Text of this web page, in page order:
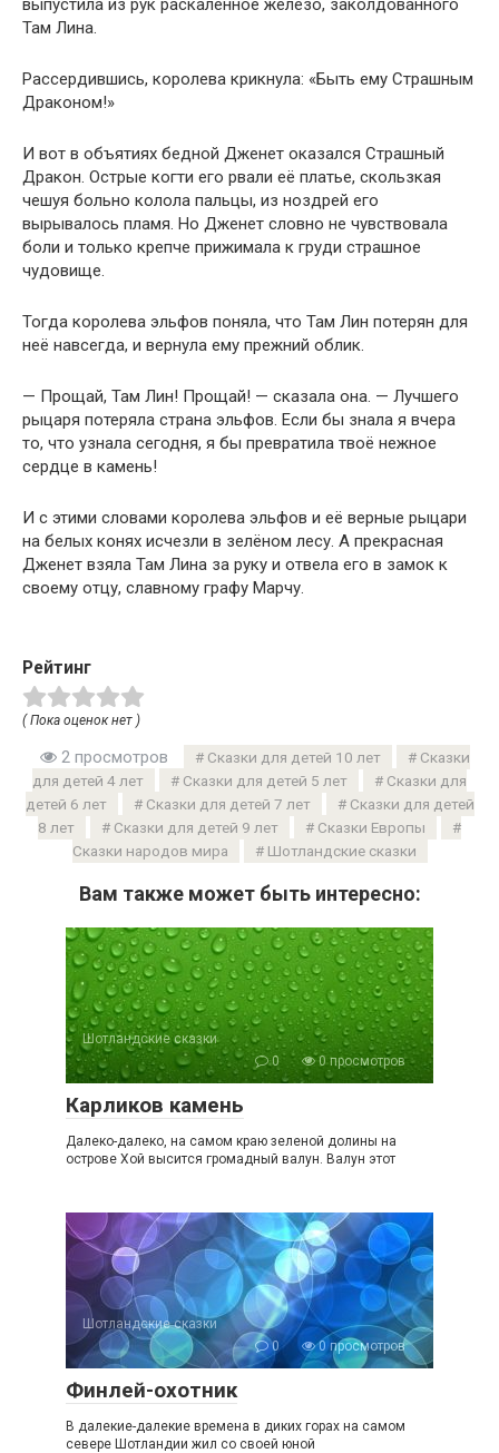
выпустила из рук раскалённое железо, заколдованного
Там Лина.
Рассердившись, королева крикнула: «Быть ему Страшным
Драконом!»
И вот в объятиях бедной Дженет оказался Страшный
Дракон. Острые когти его рвали её платье, скользкая
чешуя больно колола пальцы, из ноздрей его
вырывалось пламя. Но Дженет словно не чувствовала
боли и только крепче прижимала к груди страшное
чудовище.
Тогда королева эльфов поняла, что Там Лин потерян для
неё навсегда, и вернула ему прежний облик.
— Прощай, Там Лин! Прощай! — сказала она. — Лучшего
рыцаря потеряла страна эльфов. Если бы знала я вчера
то, что узнала сегодня, я бы превратила твоё нежное
сердце в камень!
И с этими словами королева эльфов и её верные рыцари
на белых конях исчезли в зелёном лесу. А прекрасная
Дженет взяла Там Лина за руку и отвела его в замок к
своему отцу, славному графу Марчу.
Рейтинг
( Пока оценок нет )
2 просмотров Сказки для детей 10 лет
Сказки
для детей 4 лет
Сказки для детей 5 лет
Сказки для
детей 6 лет
Сказки для детей 7 лет
Сказки для детей
8 лет
Сказки для детей 9 лет
Сказки Европы
Сказки народов мира
Шотландские сказки
Вам также может быть интересно:
Шотландские сказки
0
0 просмотров
Карликов камень
Далеко-далеко, на самом краю зеленой долины на
острове Хой высится громадный валун. Валун этот
Шотландские сказки
0
0 просмотров
Финлей-охотник
В далекие-далекие времена в диких горах на самом
севере Шотландии жил со своей юной